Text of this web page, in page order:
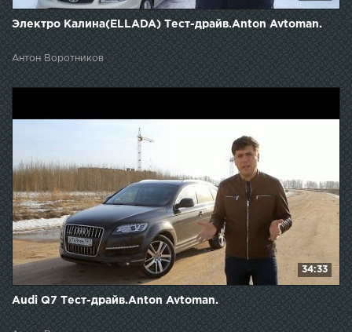
Электро Калина(ELLADA) Тест-драйв.Anton Avtoman.
Антон Воротников
34:33
Audi Q7 Тест-драйв.Anton Avtoman.